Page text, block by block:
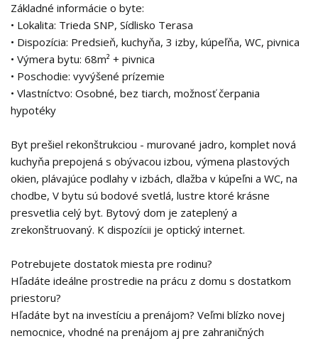
Základné informácie o byte:
• Lokalita: Trieda SNP, Sídlisko Terasa
• Dispozícia: Predsieň, kuchyňa, 3 izby, kúpeľňa, WC, pivnica
• Výmera bytu: 68m² + pivnica
• Poschodie: vyvýšené prízemie
• Vlastníctvo: Osobné, bez tiarch, možnosť čerpania
hypotéky
Byt prešiel rekonštrukciou - murované jadro, komplet nová
kuchyňa prepojená s obývacou izbou, výmena plastových
okien, plávajúce podlahy v izbách, dlažba v kúpeľni a WC, na
chodbe, V bytu sú bodové svetlá, lustre ktoré krásne
presvetlia celý byt. Bytový dom je zateplený a
zrekonštruovaný. K dispozícii je optický internet.
Potrebujete dostatok miesta pre rodinu?
Hľadáte ideálne prostredie na prácu z domu s dostatkom
priestoru?
Hľadáte byt na investíciu a prenájom? Veľmi blízko novej
nemocnice, vhodné na prenájom aj pre zahraničných